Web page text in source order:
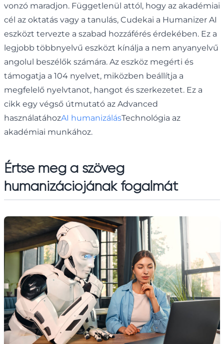
vonzó maradjon. Függetlenül attól, hogy az akadémiai
cél az oktatás vagy a tanulás, Cudekai a Humanizer AI
eszközt tervezte a szabad hozzáférés érdekében. Ez a
legjobb többnyelvű eszközt kínálja a nem anyanyelvű
angolul beszélők számára. Az eszköz megérti és
támogatja a 104 nyelvet, miközben beállítja a
megfelelő nyelvtanot, hangot és szerkezetet. Ez a
cikk egy végső útmutató az Advanced
használatáhozAI humanizálásTechnológia az
akadémiai munkához.
Értse meg a szöveg
humanizációjának fogalmát